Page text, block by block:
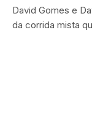
David Gomes e
da corrida mista